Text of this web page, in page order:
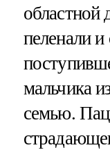
областной
пеленали и
мальчика
семью.